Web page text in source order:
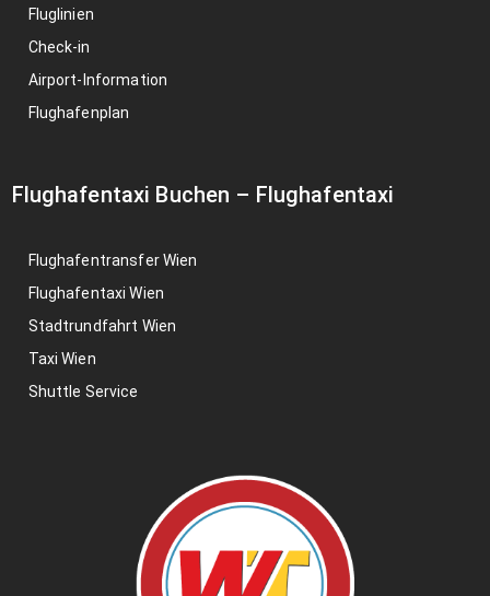
Fluglinien
Check-in
Airport-Information
Flughafenplan
Flughafentaxi Buchen – Flughafentaxi
Flughafentransfer Wien
Flughafentaxi Wien
Stadtrundfahrt Wien
Taxi Wien
Shuttle Service